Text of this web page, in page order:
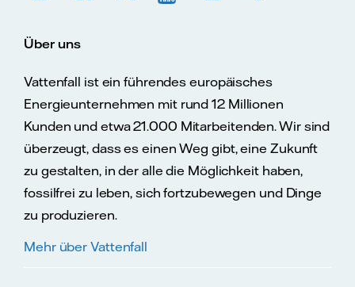
Über uns
Vattenfall ist ein führendes europäisches
Energieunternehmen mit rund 12 Millionen
Kunden und etwa 21.000 Mitarbeitenden. Wir sind
überzeugt, dass es einen Weg gibt, eine Zukunft
zu gestalten, in der alle die Möglichkeit haben,
fossilfrei zu leben, sich fortzubewegen und Dinge
zu produzieren.
Mehr über Vattenfall